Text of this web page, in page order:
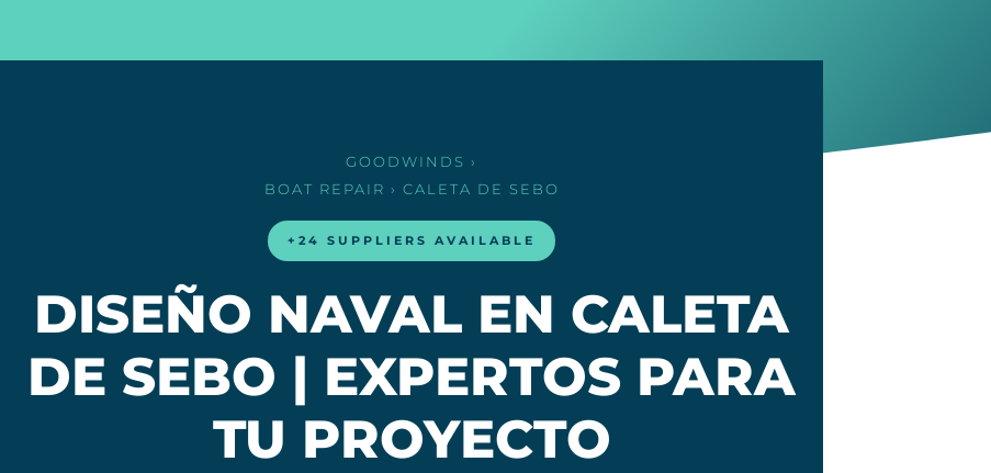
GOODWINDS ›
BOAT REPAIR › CALETA DE SEBO
+24 SUPPLIERS AVAILABLE
DISEÑO NAVAL EN CALETA
DE SEBO | EXPERTOS PARA
TU PROYECTO